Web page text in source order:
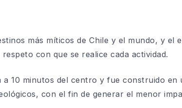
más míticos de Chile y el mundo, y el
con que se realice cada actividad.
a 10 minutos del centro y fue construido en
con el fin de generar el menor